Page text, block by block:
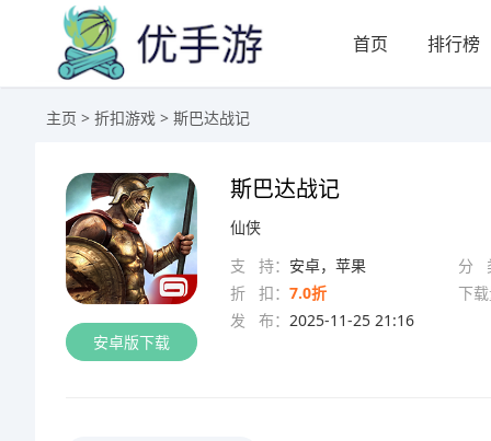
首页 排行榜
主页 > 折扣游戏 > 斯巴达战记
安卓版下载
斯巴达战记
仙侠
支 持： 安卓，苹果 分
折 扣： 7.0折 下载
发 布： 2025-11-25 21:16